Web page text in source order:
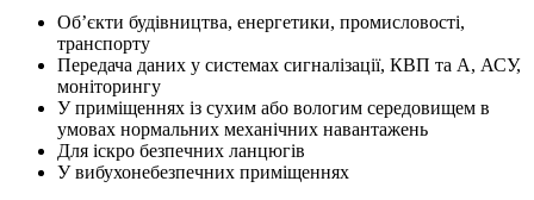
Об’єкти будівництва, енергетики, промисловості,
транспорту
Передача даних у системах сигналізації, КВП та А, АСУ,
моніторингу
У приміщеннях із сухим або вологим середовищем в
умовах нормальних механічних навантажень
Для іскро безпечних ланцюгів
У вибухонебезпечних приміщеннях